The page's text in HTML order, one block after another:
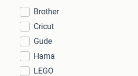
Brother
Cricut
Gude
Hama
LEGO